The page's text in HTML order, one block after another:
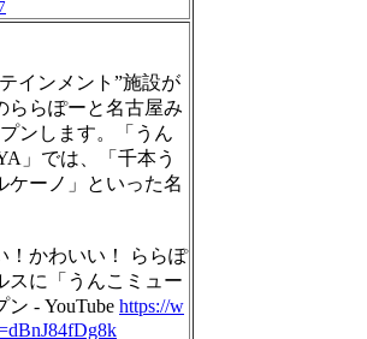
インメント”施設が
ららぽーと名古屋み
ンします。「うん
」では、「千本う
ケーノ」といった名
！かわいい！ ららぽ
スに「うんこミュー
- YouTube https://w